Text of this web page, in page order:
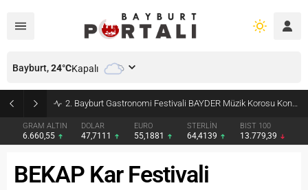
2. Bayburt Gastronomi Festivali BAYDER Müzik Korosu Konseriyle Final Yaptı
GRAM ALTIN
6.660,55
DOLAR
47,7111
EURO
55,1881
STERLİN
64,4139
BIST 100
13.779,39
Bayburt,24°CKapalı
BEKAP Kar Festivali